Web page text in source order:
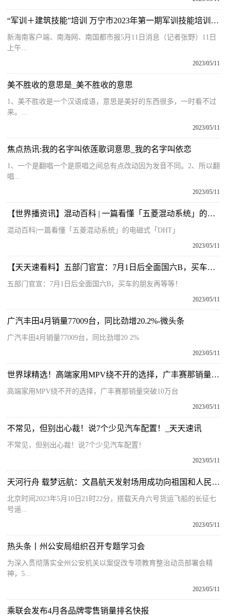
“军训＋建筑技能”培训 万宁市2023年第一期军训技能培训开班
新海南客户端、南海网、南国都市报5月11日消息（记者张野）11日
上午...
2023/05/11
美不胜收的意思是_美不胜收的意思
1、美不胜收是一个汉语成语，意思是美好的东西很多，一时看不过
来。...
2023/05/11
焦点热讯:我的名字叫依莲歌词意思_我的名字叫依恋
1、一个是翻唱一个是原唱之间总有点改动因为发音不同。2、所以翻
唱...
2023/05/11
【世界播资讯】混动百科 | 一篇看懂「五菱混动系统」的电磁式「DHT」
混动百科|一篇看懂「五菱混动系统」的电磁式「DHT」
2023/05/11
【天天速看料】五部门官宣：7月1日后全面国六B，买车的朋友再等等！
五部门官宣：7月1日后全面国六B，买车的朋友再等等！
2023/05/11
广汽丰田4月销量77009台，同比劲增20.2%-微头条
广汽丰田4月销量77009台，同比劲增20 2%
2023/05/11
世界球精选！高端家用MPV绕不开的选择，广丰赛那销量突破10万台
高端家用MPV绕不开的选择，广丰赛那销量突破10万台
2023/05/11
不常见，但别出心裁！说7个少见汽车配置！_天天速讯
不常见，但别出心裁！说7个少见汽车配置！
2023/05/11
天河行舟 载梦远航：文昌航天发射场用成功向祖国和人民报告！-世界热推荐
北京时间2023年5月10日21时22分，搭载天舟六号货运飞船的长征七
号遥...
2023/05/11
热头条丨州公安局组织召开专题学习会
为深入贯彻落实全州公安机关以案促改专项教育整治动员部署会精
神，5...
2023/05/11
乘联会发布4月各品牌零售销量排名快报